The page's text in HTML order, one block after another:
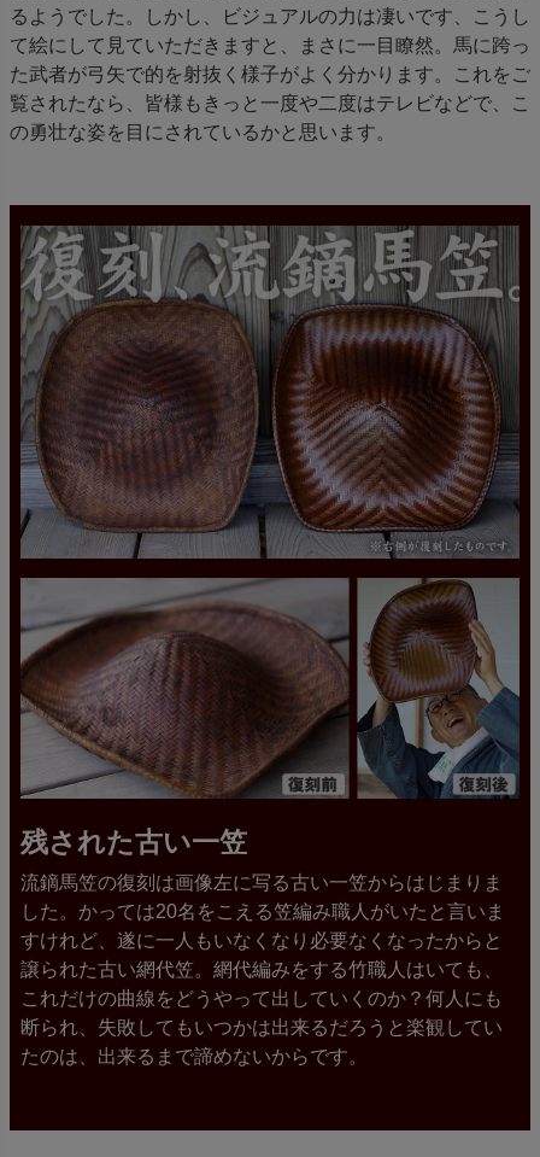
るようでした。しかし、ビジュアルの力は凄いです、こうし
て絵にして見ていただきますと、まさに一目瞭然。馬に跨っ
た武者が弓矢で的を射抜く様子がよく分かります。これをご
覧されたなら、皆様もきっと一度や二度はテレビなどで、こ
の勇壮な姿を目にされているかと思います。
残された古い一笠
流鏑馬笠の復刻は画像左に写る古い一笠からはじまりま
した。かっては20名をこえる笠編み職人がいたと言いま
すけれど、遂に一人もいなくなり必要なくなったからと
譲られた古い網代笠。網代編みをする竹職人はいても、
これだけの曲線をどうやって出していくのか？何人にも
断られ、失敗してもいつかは出来るだろうと楽観してい
たのは、出来るまで諦めないからです。